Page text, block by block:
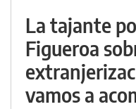
La tajante
Figueroa
vamos a